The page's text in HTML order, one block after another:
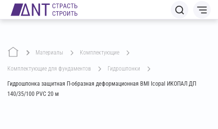
Материалы комплектующие
комплектующие для фундаментов гидрошпонки
Гидрошпонка защитная П-образная деформационная BMI Icopal ИКОПАЛ ДП
140/35/100 PVC 20 м